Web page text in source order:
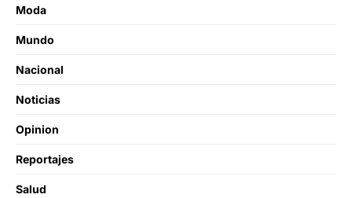
Moda
Mundo
Nacional
Noticias
Opinion
Reportajes
Salud